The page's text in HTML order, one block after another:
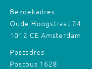
Bezoekadres
Oude Hoogstraat 24
1012 CE Amsterdam
Postadres
Postbus 1628